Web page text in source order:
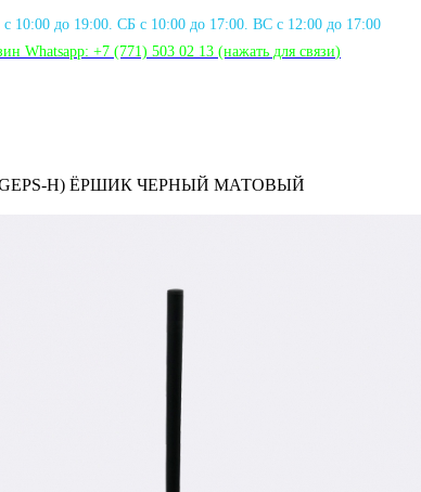
с 10:00 до 19:00. СБ с 10:00 до 17:00. ВС с 12:00 до 17:00
Whatsapp: +7 (771) 503 02 13 (нажать для связи)
H) ЁРШИК ЧЕРНЫЙ МАТОВЫЙ
Артикул:
Фирма